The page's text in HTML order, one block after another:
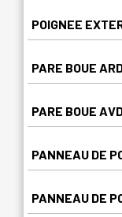
POIGNEE
PARE BOUE
PARE BOUE
PANNEAU DE
PANNEAU DE